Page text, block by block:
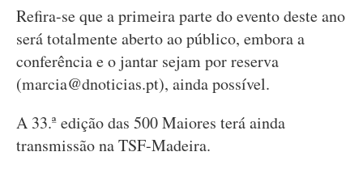
Refira-se que a primeira parte do evento deste ano
será totalmente aberto ao público, embora a
conferência e o jantar sejam por reserva
(marcia@dnoticias.pt), ainda possível.
A 33.ª edição das 500 Maiores terá ainda
transmissão na TSF-Madeira.